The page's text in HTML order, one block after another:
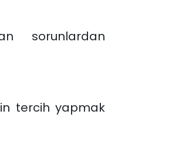
sorunlardan
tercih yapmak